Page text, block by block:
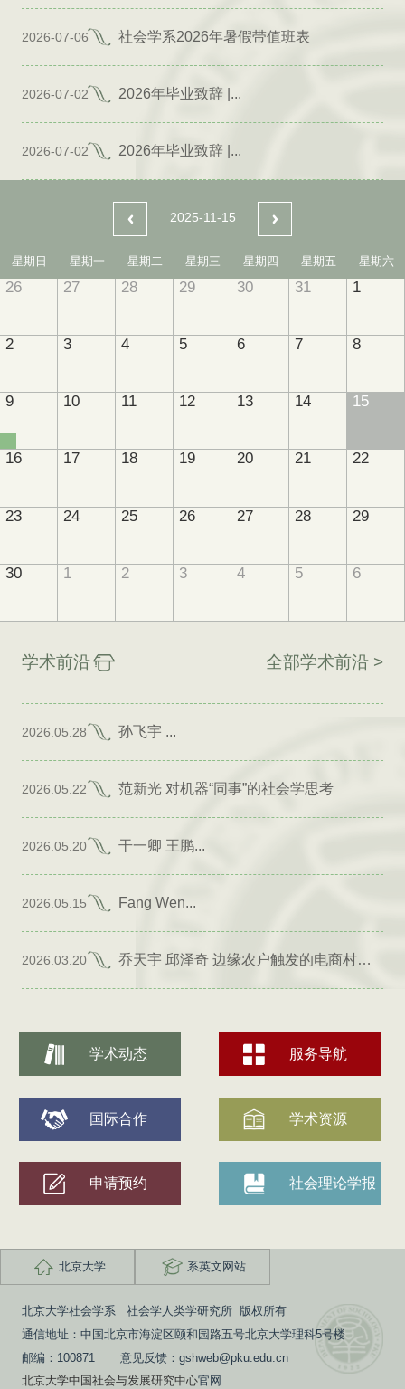
2026-07-06 社会学系2026年暑假带值班表
2026-07-02 2026年毕业致辞 |...
2026-07-02 2026年毕业致辞 |...
2025-11-15
星期日 星期一 星期二 星期三 星期四 星期五 星期六
26 27 28 29 30 31 1
2 3 4 5 6 7 8
9 10 11 12 13 14 15
16 17 18 19 20 21 22
23 24 25 26 27 28 29
30 1 2 3 4 5 6
学术前沿 全部学术前沿 >
2026.05.28 孙飞宇 ...
2026.05.22 范新光 对机器“同事”的社会学思考
2026.05.20 干一卿 王鹏...
2026.05.15 Fang Wen...
2026.03.20 乔天宇 邱泽奇 边缘农户触发的电商村形成
学术动态 服务导航
国际合作 学术资源
申请预约 社会理论学报
北京大学 系英文网站
北京大学社会学系 社会学人类学研究所 版权所有
通信地址：中国北京市海淀区颐和园路五号北京大学理科5号楼
邮编：100871 意见反馈：gshweb@pku.edu.cn
北京大学中国社会与发展研究中心官网